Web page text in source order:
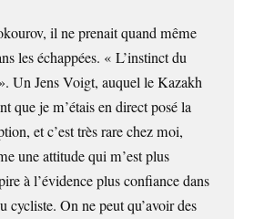
il ne prenait quand même
les échappées. « L’instinct du
Un Jens Voigt, auquel le Kazakh
que je m’étais en direct posé la
et c’est très rare chez moi,
une attitude qui m’est plus
à l’évidence plus confiance dans
cycliste. On ne peut qu’avoir des